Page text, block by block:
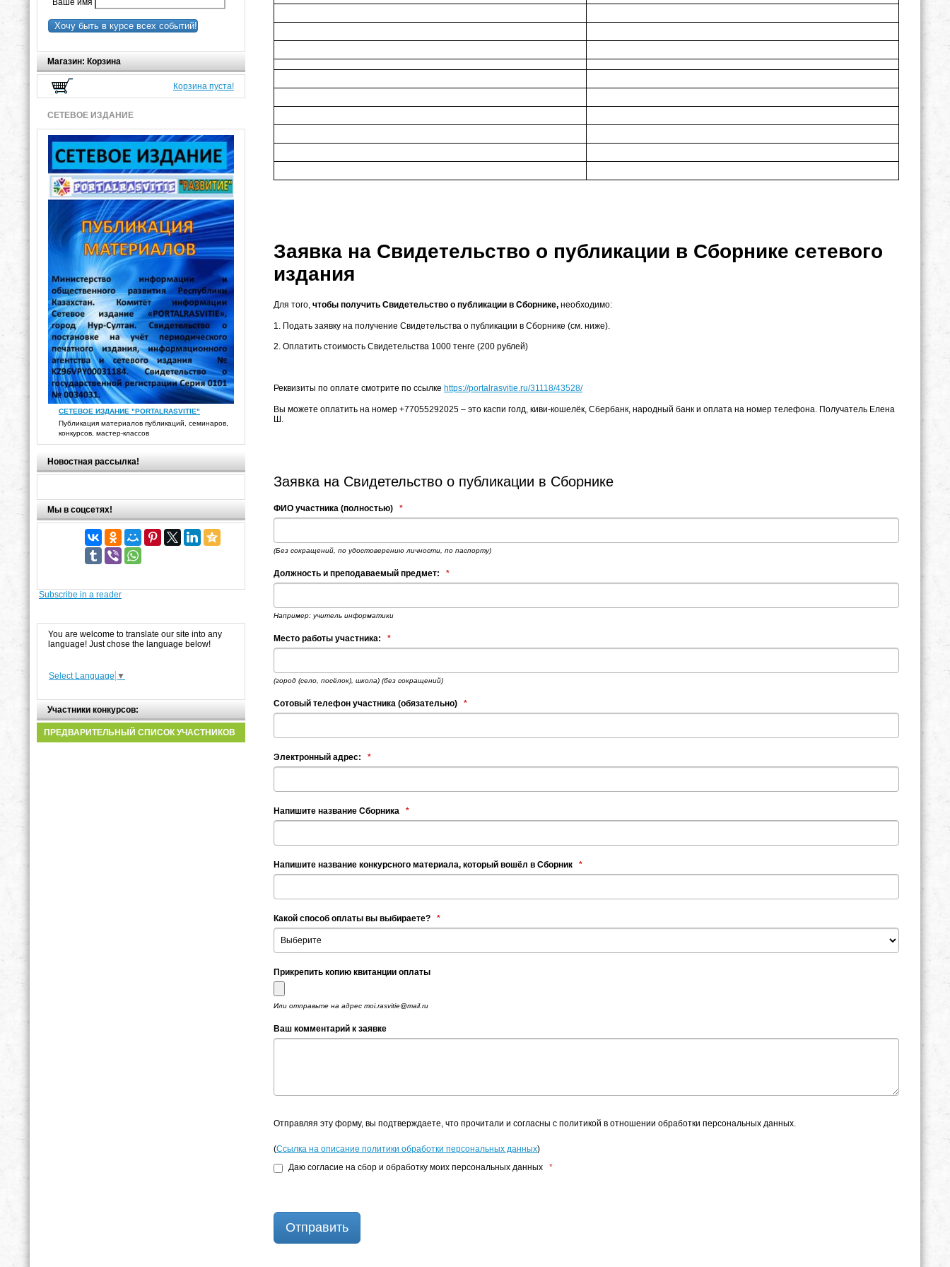
Хочу быть в курсе всех событий!
Магазин: Корзина
Корзина пуста!
СЕТЕВОЕ ИЗДАНИЕ
СЕТЕВОЕ ИЗДАНИЕ "PORTALRASVITIE"
Публикация материалов публикаций, семинаров,
конкурсов, мастер-классов
Новостная рассылка!
Мы в соцсетях!
Subscribe in a reader
You are welcome to translate our site into any
language! Just chose the language below!
Select Language ▼
Участники конкурсов:
ПРЕДВАРИТЕЛЬНЫЙ СПИСОК УЧАСТНИКОВ
Заявка на Свидетельство о публикации в Сборнике сетевого
издания
Для того, чтобы получить Свидетельство о публикации в Сборнике, необходимо:
1. Подать заявку на получение Свидетельства о публикации в Сборнике (см. ниже).
2. Оплатить стоимость Свидетельства 1000 тенге (200 рублей)
Реквизиты по оплате смотрите по ссылке https://portalrasvitie.ru/31118/43528/
Вы можете оплатить на номер +77055292025 – это каспи голд, киви-кошелёк, Сбербанк, народный банк и оплата на номер телефона. Получатель Елена
Ш.
Заявка на Свидетельство о публикации в Сборнике
ФИО участника (полностью) *
(Без сокращений, по удостоверению личности, по паспорту)
Должность и преподаваемый предмет: *
Например: учитель информатики
Место работы участника: *
(город (село, посёлок), школа) (без сокращений)
Сотовый телефон участника (обязательно) *
Электронный адрес: *
Напишите название Сборника *
Напишите название конкурсного материала, который вошёл в Сборник *
Какой способ оплаты вы выбираете? *
Прикрепить копию квитанции оплаты
Или отправьте на адрес moi.rasvitie@mail.ru
Ваш комментарий к заявке
Отправляя эту форму, вы подтверждаете, что прочитали и согласны с политикой в отношении обработки персональных данных.
(Ссылка на описание политики обработки персональных данных)
Даю согласие на сбор и обработку моих персональных данных
*
Отправить